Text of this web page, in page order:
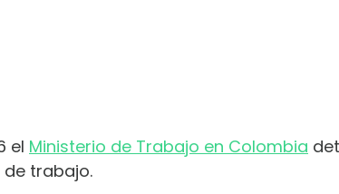
el Ministerio de Trabajo en Colombia
trabajo.